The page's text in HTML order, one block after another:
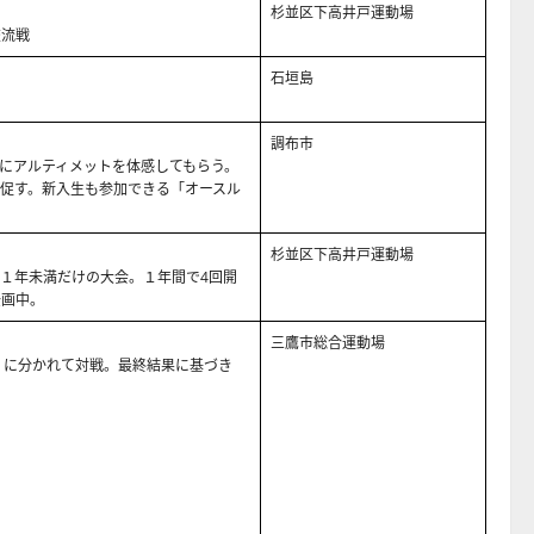
戦
杉並区下高井戸運動場
石垣島
ルティメットを体感してもらう。
す。新入生も参加できる「オースル
調布市
年未満だけの大会。１年間で4回開
中。
杉並区下高井戸運動場
分かれて対戦。最終結果に基づき
三鷹市総合運動場